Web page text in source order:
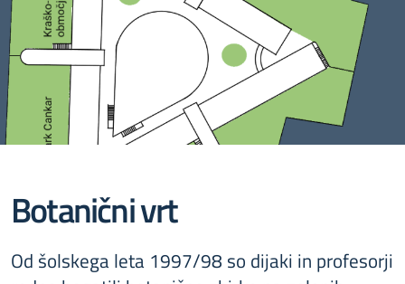
Botanični vrt
Od šolskega leta 1997/98 so dijaki in profesorji